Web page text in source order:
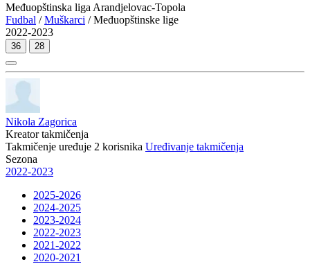
Međuopštinska liga Arandjelovac-Topola
Fudbal /Muškarci / Međuopštinske lige
2022-2023
36 28
Nikola Zagorica
Kreator takmičenja
Takmičenje uređuje 2 korisnika Uređivanje takmičenja
Sezona
2022-2023
2025-2026
2024-2025
2023-2024
2022-2023
2021-2022
2020-2021